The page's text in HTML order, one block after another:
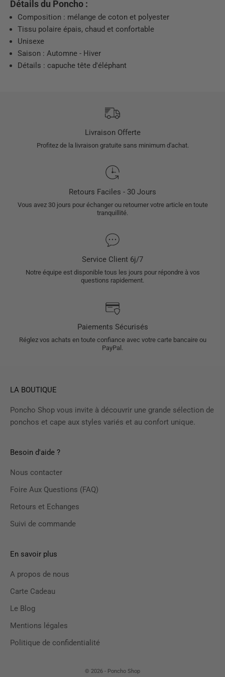
Détails du Poncho :
Composition : mélange de coton et polyester
Tissu polaire épais, chaud et confortable
Unisexe
Saison : Automne - Hiver
Détails : capuche tête d'éléphant
Livraison Offerte
Profitez de la livraison gratuite sans minimum d'achat.
Retours Faciles - 30 Jours
Vous avez 30 jours pour échanger ou retourner votre article en toute
tranquillité.
Service Client 6j/7
Notre équipe est disponible tous les jours pour répondre à vos
questions rapidement.
Paiements Sécurisés
Réglez vos achats en toute confiance avec votre carte bancaire ou
PayPal.
LA BOUTIQUE
Poncho Shop vous invite à découvrir une grande sélection de
ponchos et cape aux styles variés et au confort unique.
Besoin d'aide ?
Nous contacter
Foire Aux Questions (FAQ)
Retours et Echanges
Suivi de commande
En savoir plus
A propos de nous
Carte Cadeau
Le Blog
Mentions légales
Politique de confidentialité
© 2026 - Poncho Shop